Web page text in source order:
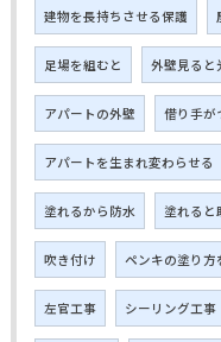
建物を長持ちさせる保護
足場を組むと 外壁見ると
アパートの外壁 借り手が
アパートを生まれ変わらせる
塗れるから防水 塗れると
吹き付け ペンキの塗り方
左官工事 シーリング工事